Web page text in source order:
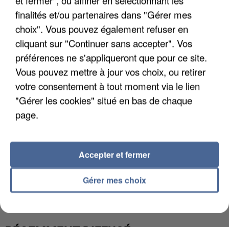
UN SECOND CADRE DE LA DZ MAFIA
INTERPELLÉ EN ALGÉRIE
finalités et/ou partenaires dans "Gérer mes
choix". Vous pouvez également refuser en
cliquant sur "Continuer sans accepter". Vos
préférences ne s'appliqueront que pour ce site.
Vous pouvez mettre à jour vos choix, ou retirer
votre consentement à tout moment via le lien
"Gérer les cookies" situé en bas de chaque
page.
Gérer mes choix
Accepter et fermer